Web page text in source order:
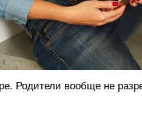
Родители вообще не